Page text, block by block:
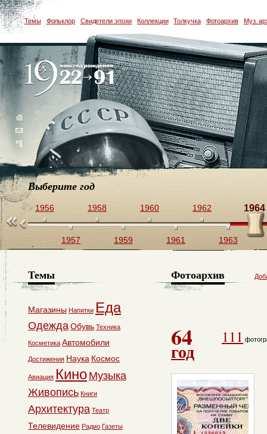
Темы Фольклор Свидетели эпохи Коллекции Толкучка Фотоархив Муз.
Выберите год
1956
1957
1958
1959
1960
1961
1962
1963
1964
Фотоархив
64
год
111
Темы
Магазины Напитки Еда
ОдеждаОбувь Техника
Косметика Автомобили
Достижения Наука Космос
Авиация Кино Музыка
Живопись Книги
Архитектура Театр
Телевидение Радио Газеты